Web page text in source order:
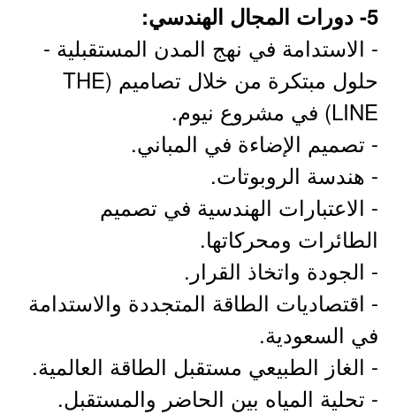
5- دورات المجال الهندسي:
- الاستدامة في نهج المدن المستقبلية -
حلول مبتكرة من خلال تصاميم (THE
LINE) في مشروع نيوم.
- تصميم الإضاءة في المباني.
- هندسة الروبوتات.
- الاعتبارات الهندسية في تصميم
الطائرات ومحركاتها.
- الجودة واتخاذ القرار.
- اقتصاديات الطاقة المتجددة والاستدامة
في السعودية.
- الغاز الطبيعي مستقبل الطاقة العالمية.
- تحلية المياه بين الحاضر والمستقبل.